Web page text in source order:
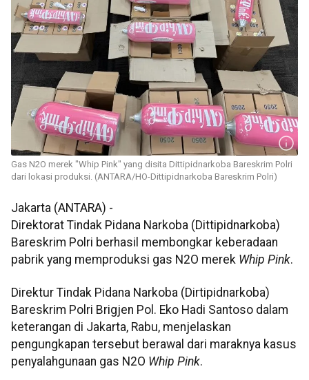
Gas N2O merek "Whip Pink" yang disita Dittipidnarkoba Bareskrim Polri
dari lokasi produksi. (ANTARA/HO-Dittipidnarkoba Bareskrim Polri)
Jakarta (ANTARA) -
Direktorat Tindak Pidana Narkoba (Dittipidnarkoba)
Bareskrim Polri berhasil membongkar keberadaan
pabrik yang memproduksi gas N2O merek Whip Pink.
Direktur Tindak Pidana Narkoba (Dirtipidnarkoba)
Bareskrim Polri Brigjen Pol. Eko Hadi Santoso dalam
keterangan di Jakarta, Rabu, menjelaskan
pengungkapan tersebut berawal dari maraknya kasus
penyalahgunaan gas N2O Whip Pink.